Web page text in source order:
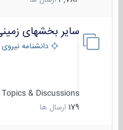
سایر بخشهای زمینی
دانشنامه نیروی
Topics & Discussions
179 ارسال ها